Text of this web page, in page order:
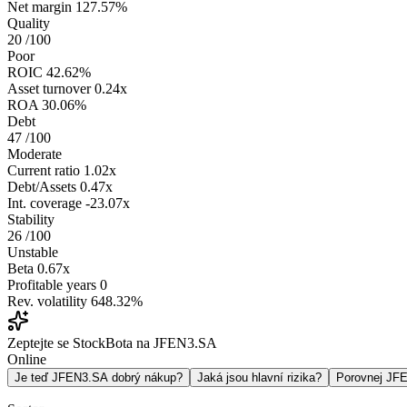
Net margin 127.57%
Quality
20 /100
Poor
ROIC 42.62%
Asset turnover 0.24x
ROA 30.06%
Debt
47 /100
Moderate
Current ratio 1.02x
Debt/Assets 0.47x
Int. coverage -23.07x
Stability
26 /100
Unstable
Beta 0.67x
Profitable years 0
Rev. volatility 648.32%
Zeptejte se StockBota na JFEN3.SA
Online
Je teď JFEN3.SA dobrý nákup? Jaká jsou hlavní rizika? Porovnej